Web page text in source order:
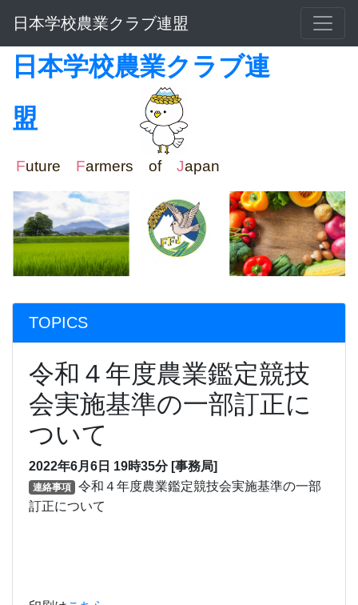
日本学校農業クラブ連盟
日本学校農業クラブ連
盟
Future Farmers of Japan
TOPICS
令和４年度農業鑑定競技
会実施基準の一部訂正に
ついて
2022年6月6日 19時35分 [事務局]
連絡事項 令和４年度農業鑑定競技会実施基準の一部
訂正について